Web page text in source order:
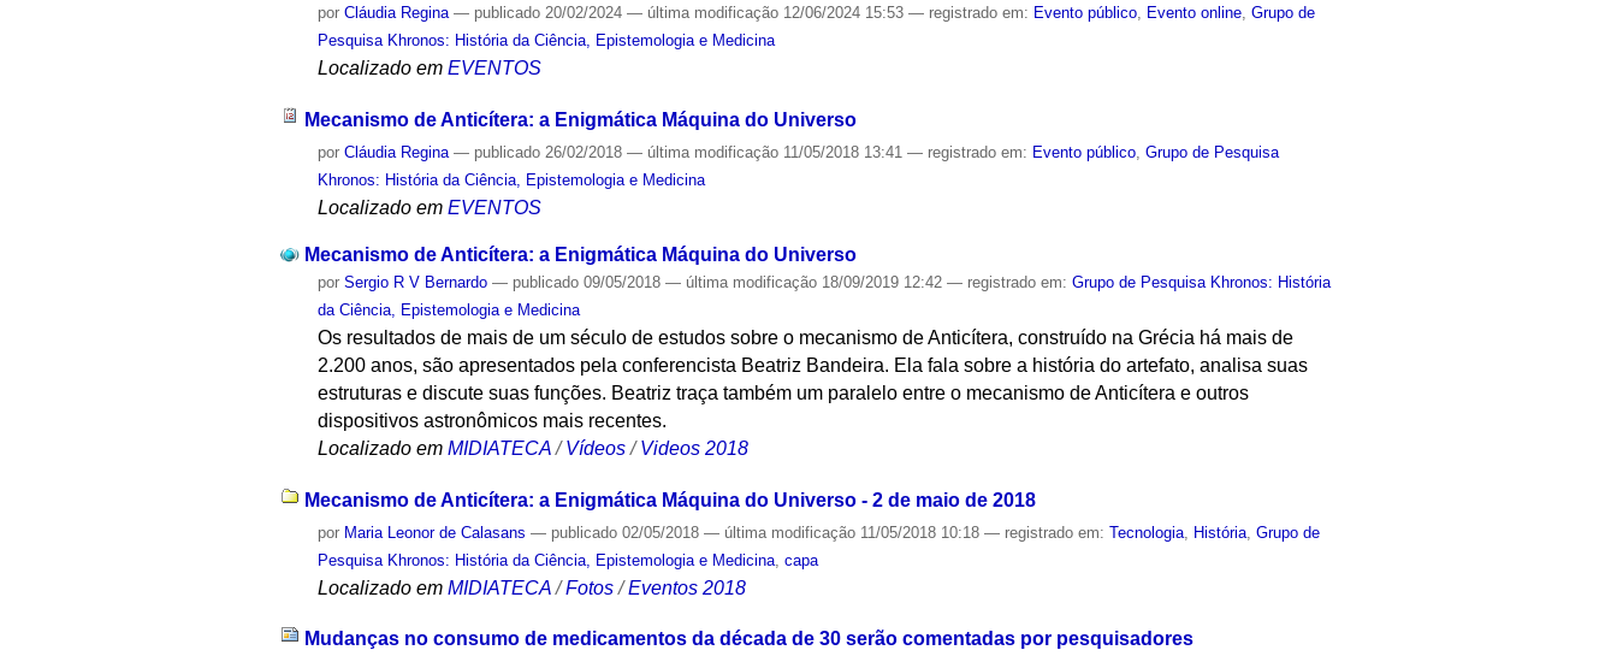
porCláudia Regina — publicado 20/02/2024— última modificação 12/06/2024 15:53— registrado em: Evento público, Evento online,Grupo de
Pesquisa Khronos: História da Ciência, Epistemologia e Medicina
Localizado em EVENTOS
Mecanismo de Anticítera: a Enigmática Máquina do Universo
porCláudia Regina — publicado 26/02/2018— última modificação 11/05/2018 13:41— registrado em: Evento público,Grupo de Pesquisa
Khronos: História da Ciência, Epistemologia e Medicina
Localizado em EVENTOS
Mecanismo de Anticítera: a Enigmática Máquina do Universo
porSergio R V Bernardo — publicado 09/05/2018— última modificação 18/09/2019 12:42— registrado em:Grupo de Pesquisa Khronos: História
da Ciência, Epistemologia e Medicina
Os resultados de mais de um século de estudos sobre o mecanismo de Anticítera, construído na Grécia há mais de
2.200 anos, são apresentados pela conferencista Beatriz Bandeira. Ela fala sobre a história do artefato, analisa suas
estruturas e discute suas funções. Beatriz traça também um paralelo entre o mecanismo de Anticítera e outros
dispositivos astronômicos mais recentes.
Localizado em MIDIATECA /Vídeos /Videos 2018
Mecanismo de Anticítera: a Enigmática Máquina do Universo - 2 de maio de 2018
por Maria Leonor de Calasans — publicado 02/05/2018— última modificação 11/05/2018 10:18— registrado em:Tecnologia História ,Grupo de
Pesquisa Khronos: História da Ciência, Epistemologia e Medicina ,capa
Localizado em MIDIATECA /Fotos /Eventos 2018
Mudanças no consumo de medicamentos da década de 30 serão comentadas por pesquisadores